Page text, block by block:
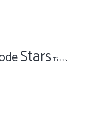
Stars Tipps